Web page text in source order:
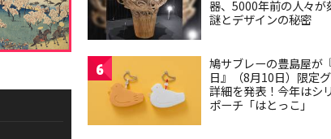
器、5000年前の人々が
謎とデザインの秘密
6
鳩サブレーの豊島屋が
日』（8月10日）限定
詳細を発表！今年はシ
ポーチ「はとっこ」